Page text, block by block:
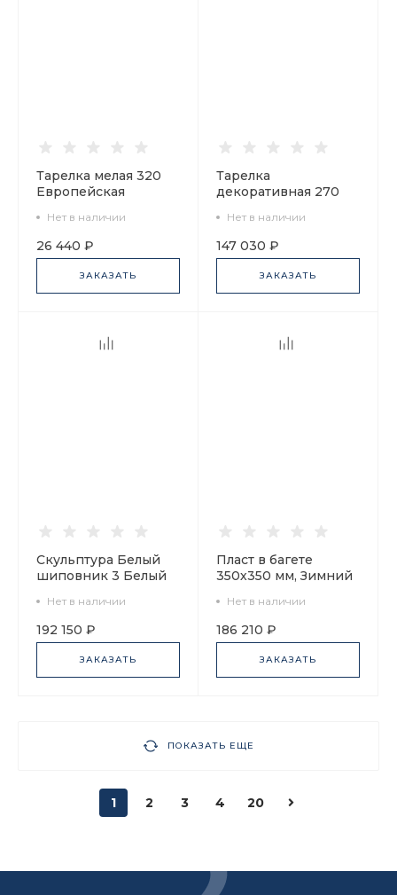
Тарелка мелая 320
Европейская
60.06387.00.1
Нет в наличии
26 440 ₽
ЗАКАЗАТЬ
Тарелка
декоративная 270
Европейская
рисунок Гурьевский
Продавец киселя и
кучер, арт.
Нет в наличии
147 030 ₽
ЗАКАЗАТЬ
Скульптура Белый
шиповник 3 Белый
Нет в наличии
192 150 ₽
ЗАКАЗАТЬ
Пласт в багете
350х350 мм, Зимний
80.88054.00.1
Нет в наличии
186 210 ₽
ЗАКАЗАТЬ
ПОКАЗАТЬ ЕЩЕ
1 2 3 4 20